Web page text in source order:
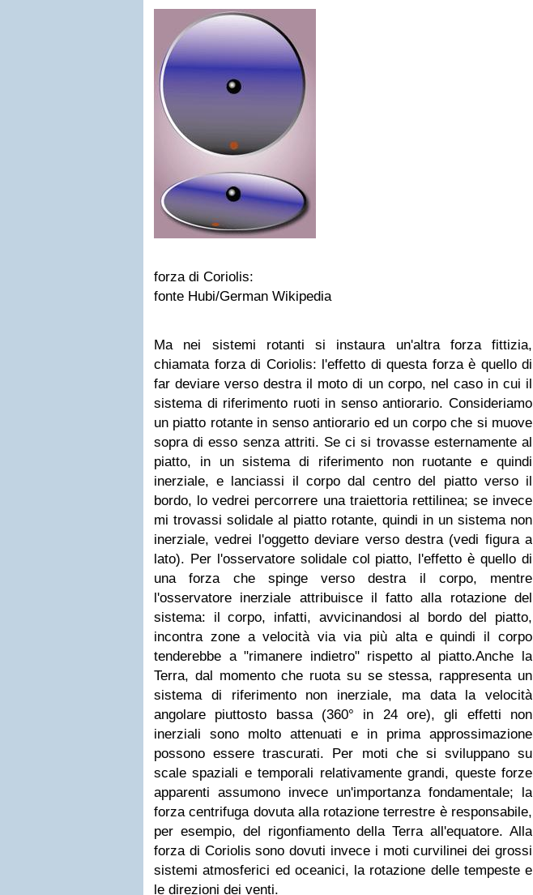
forza di Coriolis:
fonte Hubi/German Wikipedia
Ma nei sistemi rotanti si instaura un'altra forza fittizia,
chiamata forza di Coriolis: l'effetto di questa forza è quello di
far deviare verso destra il moto di un corpo, nel caso in cui il
sistema di riferimento ruoti in senso antiorario. Consideriamo
un piatto rotante in senso antiorario ed un corpo che si muove
sopra di esso senza attriti. Se ci si trovasse esternamente al
piatto, in un sistema di riferimento non ruotante e quindi
inerziale, e lanciassi il corpo dal centro del piatto verso il
bordo, lo vedrei percorrere una traiettoria rettilinea; se invece
mi trovassi solidale al piatto rotante, quindi in un sistema non
inerziale, vedrei l'oggetto deviare verso destra (vedi figura a
lato). Per l'osservatore solidale col piatto, l'effetto è quello di
una forza che spinge verso destra il corpo, mentre
l'osservatore inerziale attribuisce il fatto alla rotazione del
sistema: il corpo, infatti, avvicinandosi al bordo del piatto,
incontra zone a velocità via via più alta e quindi il corpo
tenderebbe a "rimanere indietro" rispetto al piatto.Anche la
Terra, dal momento che ruota su se stessa, rappresenta un
sistema di riferimento non inerziale, ma data la velocità
angolare piuttosto bassa (360° in 24 ore), gli effetti non
inerziali sono molto attenuati e in prima approssimazione
possono essere trascurati. Per moti che si sviluppano su
scale spaziali e temporali relativamente grandi, queste forze
apparenti assumono invece un'importanza fondamentale; la
forza centrifuga dovuta alla rotazione terrestre è responsabile,
per esempio, del rigonfiamento della Terra all'equatore. Alla
forza di Coriolis sono dovuti invece i moti curvilinei dei grossi
sistemi atmosferici ed oceanici, la rotazione delle tempeste e
le direzioni dei venti.